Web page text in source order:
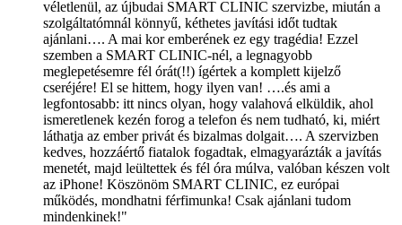
véletlenül, az újbudai SMART CLINIC szervizbe, miután a
szolgáltatómnál könnyű, kéthetes javítási időt tudtak
ajánlani…. A mai kor emberének ez egy tragédia! Ezzel
szemben a SMART CLINIC-nél, a legnagyobb
meglepetésemre fél órát(!!) ígértek a komplett kijelző
cseréjére! El se hittem, hogy ilyen van! ….és ami a
legfontosabb: itt nincs olyan, hogy valahová elküldik, ahol
ismeretlenek kezén forog a telefon és nem tudható, ki, miért
láthatja az ember privát és bizalmas dolgait…. A szervizben
kedves, hozzáértő fiatalok fogadtak, elmagyarázták a javítás
menetét, majd leültettek és fél óra múlva, valóban készen volt
az iPhone! Köszönöm SMART CLINIC, ez európai
működés, mondhatni férfimunka! Csak ajánlani tudom
mindenkinek!"